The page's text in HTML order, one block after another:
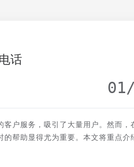
话
户服务，吸引了大量用户。然而，
帮助显得尤为重要。本文将重点介